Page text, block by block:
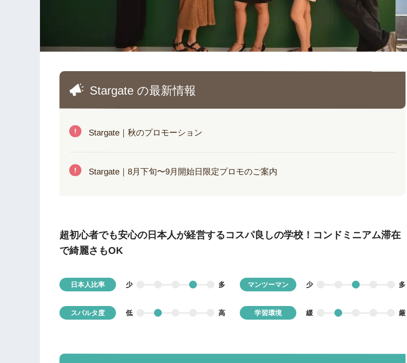
Stargate の最新情報
Stargate｜秋のプロモーション
Stargate｜8月下旬〜9月開始日限定プロモのご案内
超初心者でも安心の日本人が経営するコスパ良しの学校！コンドミニアム滞在
で綺麗さもOK
日本人比率 少 多 マンツーマン 少 多
スパルタ度 低 高 学習環境 緩 厳